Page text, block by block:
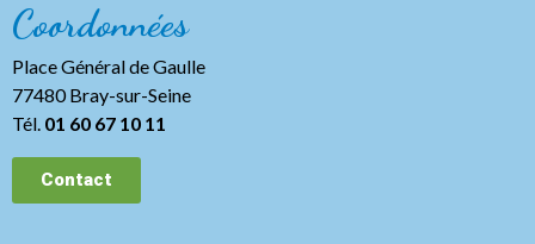
Coordonnées
Place Général de Gaulle
77480 Bray-sur-Seine
Tél. 01 60 67 10 11
Contact